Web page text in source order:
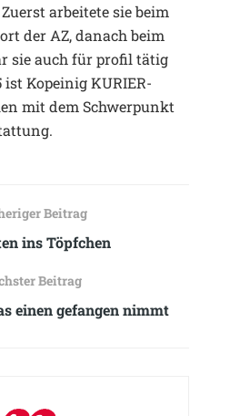
arbeitete sie beim
der AZ, danach beim
sie auch für profil tätig
ist Kopeinig KURIER-
mit dem Schwerpunkt
Beitrag
ins Töpfchen
Beitrag
einen gefangen nimmt